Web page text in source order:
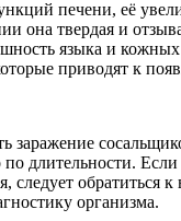
печени, её
она твердая и
языка и
приводят к
заражение
длительности.
следует обратиться
организма.